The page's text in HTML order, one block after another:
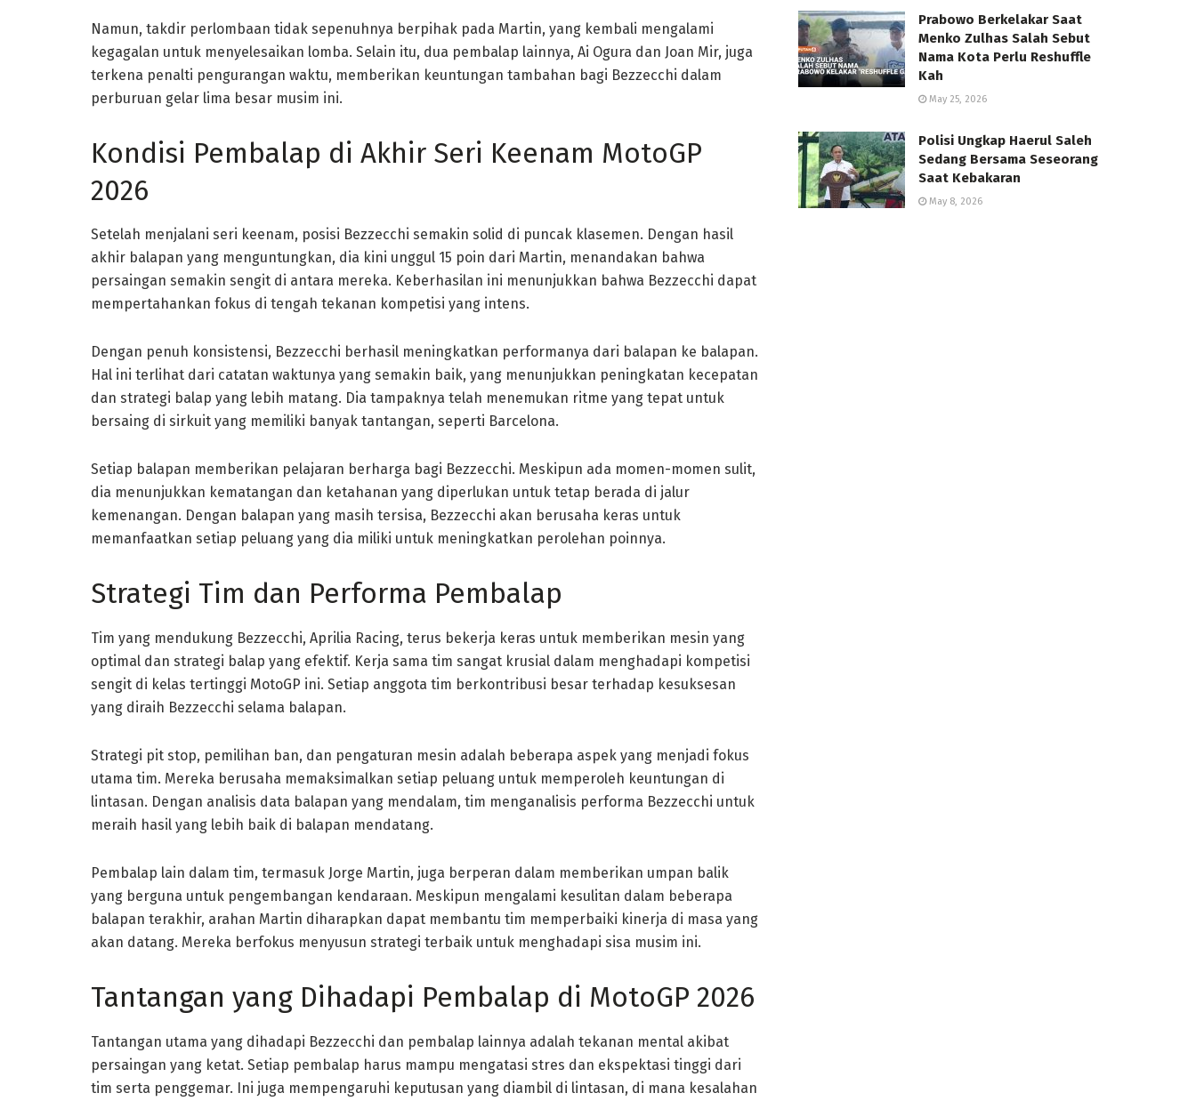
Namun, takdir perlombaan tidak sepenuhnya berpihak pada Martin, yang kembali mengalami
kegagalan untuk menyelesaikan lomba. Selain itu, dua pembalap lainnya, Ai Ogura dan Joan Mir, juga
terkena penalti pengurangan waktu, memberikan keuntungan tambahan bagi Bezzecchi dalam
perburuan gelar lima besar musim ini.
Kondisi Pembalap di Akhir Seri Keenam MotoGP
2026
Setelah menjalani seri keenam, posisi Bezzecchi semakin solid di puncak klasemen. Dengan hasil
akhir balapan yang menguntungkan, dia kini unggul 15 poin dari Martin, menandakan bahwa
persaingan semakin sengit di antara mereka. Keberhasilan ini menunjukkan bahwa Bezzecchi dapat
mempertahankan fokus di tengah tekanan kompetisi yang intens.
Dengan penuh konsistensi, Bezzecchi berhasil meningkatkan performanya dari balapan ke balapan.
Hal ini terlihat dari catatan waktunya yang semakin baik, yang menunjukkan peningkatan kecepatan
dan strategi balap yang lebih matang. Dia tampaknya telah menemukan ritme yang tepat untuk
bersaing di sirkuit yang memiliki banyak tantangan, seperti Barcelona.
Setiap balapan memberikan pelajaran berharga bagi Bezzecchi. Meskipun ada momen-momen sulit,
dia menunjukkan kematangan dan ketahanan yang diperlukan untuk tetap berada di jalur
kemenangan. Dengan balapan yang masih tersisa, Bezzecchi akan berusaha keras untuk
memanfaatkan setiap peluang yang dia miliki untuk meningkatkan perolehan poinnya.
Strategi Tim dan Performa Pembalap
Tim yang mendukung Bezzecchi, Aprilia Racing, terus bekerja keras untuk memberikan mesin yang
optimal dan strategi balap yang efektif. Kerja sama tim sangat krusial dalam menghadapi kompetisi
sengit di kelas tertinggi MotoGP ini. Setiap anggota tim berkontribusi besar terhadap kesuksesan
yang diraih Bezzecchi selama balapan.
Strategi pit stop, pemilihan ban, dan pengaturan mesin adalah beberapa aspek yang menjadi fokus
utama tim. Mereka berusaha memaksimalkan setiap peluang untuk memperoleh keuntungan di
lintasan. Dengan analisis data balapan yang mendalam, tim menganalisis performa Bezzecchi untuk
meraih hasil yang lebih baik di balapan mendatang.
Pembalap lain dalam tim, termasuk Jorge Martin, juga berperan dalam memberikan umpan balik
yang berguna untuk pengembangan kendaraan. Meskipun mengalami kesulitan dalam beberapa
balapan terakhir, arahan Martin diharapkan dapat membantu tim memperbaiki kinerja di masa yang
akan datang. Mereka berfokus menyusun strategi terbaik untuk menghadapi sisa musim ini.
Tantangan yang Dihadapi Pembalap di MotoGP 2026
Tantangan utama yang dihadapi Bezzecchi dan pembalap lainnya adalah tekanan mental akibat
persaingan yang ketat. Setiap pembalap harus mampu mengatasi stres dan ekspektasi tinggi dari
tim serta penggemar. Ini juga mempengaruhi keputusan yang diambil di lintasan, di mana kesalahan
Prabowo Berkelakar Saat
Menko Zulhas Salah Sebut
Nama Kota Perlu Reshuffle
Kah
May 25, 2026
Polisi Ungkap Haerul Saleh
Sedang Bersama Seseorang
Saat Kebakaran
May 8, 2026